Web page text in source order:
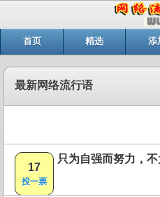
首页 精选 添
最新网络流行语
17
投一票
只为自强而努力，